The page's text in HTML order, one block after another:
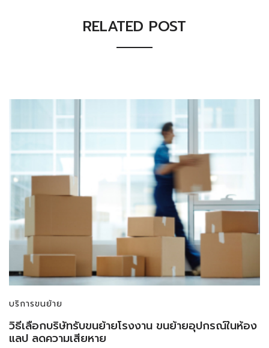
RELATED POST
บริการขนย้าย
วิธีเลือกบริษัทรับขนย้ายโรงงาน ขนย้ายอุปกรณ์ในห้อง
แลป ลดความเสียหาย